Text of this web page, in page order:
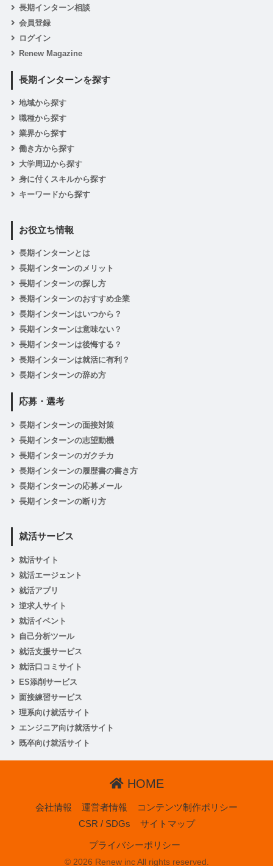
長期インターン相談
会員登録
ログイン
Renew Magazine
長期インターンを探す
地域から探す
職種から探す
業界から探す
働き方から探す
大学周辺から探す
身に付くスキルから探す
キーワードから探す
お役立ち情報
長期インターンとは
長期インターンのメリット
長期インターンの探し方
長期インターンのおすすめ企業
長期インターンはいつから？
長期インターンは意味ない？
長期インターンは後悔する？
長期インターンは就活に有利？
長期インターンの辞め方
応募・選考
長期インターンの面接対策
長期インターンの志望動機
長期インターンのガクチカ
長期インターンの履歴書の書き方
長期インターンの応募メール
長期インターンの断り方
就活サービス
就活サイト
就活エージェント
就活アプリ
逆求人サイト
就活イベント
自己分析ツール
就活支援サービス
就活口コミサイト
ES添削サービス
面接練習サービス
理系向け就活サイト
エンジニア向け就活サイト
既卒向け就活サイト
HOME
会社情報 運営者情報
コンテンツ制作ポリシー
CSR / SDGs
サイトマップ
プライバシーポリシー
© 2026 Renew inc All rights reserved.